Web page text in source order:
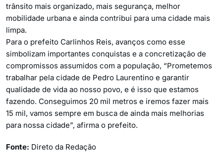
trânsito mais organizado, mais segurança, melhor
mobilidade urbana e ainda contribui para uma cidade mais
limpa.
Para o prefeito Carlinhos Reis, avanços como esse
simbolizam importantes conquistas e a concretização de
compromissos assumidos com a população, “Prometemos
trabalhar pela cidade de Pedro Laurentino e garantir
qualidade de vida ao nosso povo, e é isso que estamos
fazendo. Conseguimos 20 mil metros e iremos fazer mais
15 mil, vamos sempre em busca de ainda mais melhorias
para nossa cidade”, afirma o prefeito.
Fonte: Direto da Redação